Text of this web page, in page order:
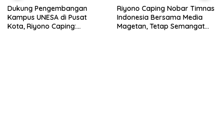
Dukung Pengembangan
Kampus UNESA di Pusat
Kota, Riyono Caping:
Riyono Caping Nobar Timnas
Indonesia Bersama Media
Magetan, Tetap Semangat